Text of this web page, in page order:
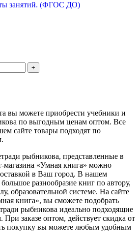
занятий. (ФГОС ДО)
+
вы можете приобрести учебники и
по выгодным ценам оптом. Все
сайте товары подходят по
рыбникова, представленные в
магазина «Умная книга» можно
в Ваш город. В нашем
разнообразие книг по автору,
образовательной системе. На сайте
книга», вы сможете подобрать
рыбникова идеально подходящие
заказе оптом, действует скидка от
покупку вы можете любым удобным